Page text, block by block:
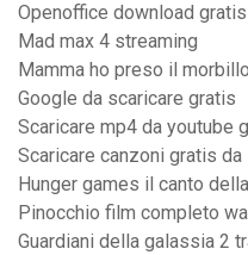
Openoffice download
Mad max 4 streaming
Mamma ho preso il
Google da scaricare gratis
Scaricare mp4 da youtube
Scaricare canzoni gratis da
Hunger games il canto
Pinocchio film completo
Guardiani della galassia 2